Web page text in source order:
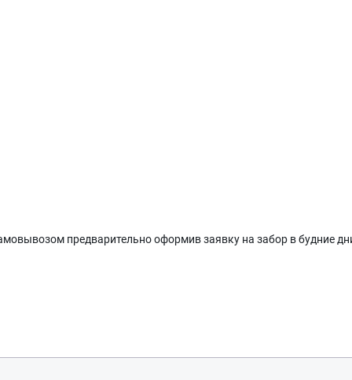
предварительно оформив заявку на забор в будние